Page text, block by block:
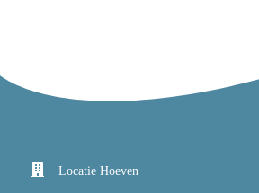
Locatie Hoeven